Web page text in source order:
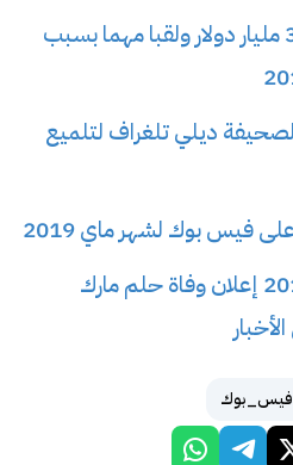
مارك زوكربيرغ يخسر 3.3 مليار دولار ولقبا مهما بسبب
ديلي تلغراف لتلميع
فيس بوك لشهر ماي 2019
خوارزمية فيس بوك 2018 إعلان وفاة حلم مارك